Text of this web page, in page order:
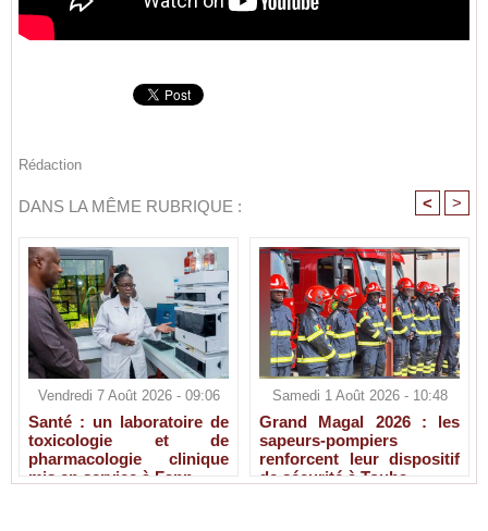
Rédaction
DANS LA MÊME RUBRIQUE : < >
Vendredi 7 Août 2026 - 09:06
Santé : un laboratoire de
toxicologie et de
pharmacologie clinique
mis en service à Fann
Samedi 1 Août 2026 - 10:48
Grand Magal 2026 : les
sapeurs-pompiers
renforcent leur dispositif
de sécurité à Touba